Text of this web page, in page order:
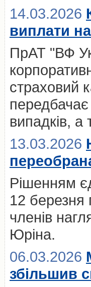
14.03.2026
виплати
ПрАТ "ВФ
страховий
випадків, а
13.03.2026
Рішенням
12 березня
членів
Юріна.
06.03.2026
збільшив